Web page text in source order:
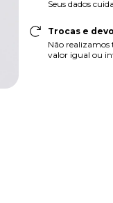
Seus dados
Trocas e
Não
valor igual ou